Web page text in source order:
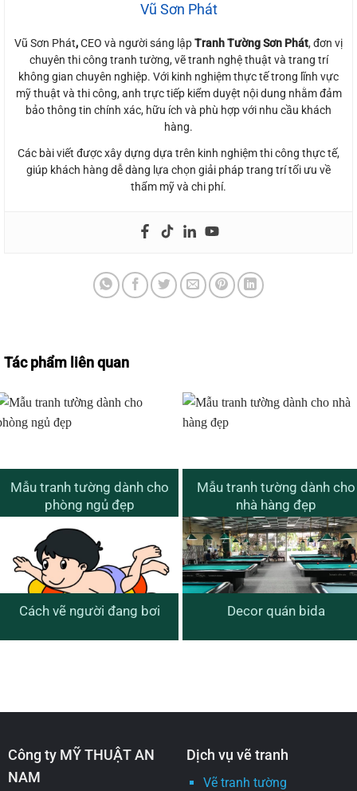
Vũ Sơn Phát
Vũ Sơn Phát,CEO và người sáng lậpTranh Tường Sơn Phát, đơn vị
chuyên thi công tranh tường, vẽ tranh nghệ thuật và trang trí
không gian chuyên nghiệp. Với kinh nghiệm thực tế trong lĩnh vực
mỹ thuật và thi công, anh trực tiếp kiểm duyệt nội dung nhằm đảm
bảo thông tin chính xác, hữu ích và phù hợp với nhu cầu khách
hàng.
Các bài viết được xây dựng dựa trên kinh nghiệm thi công thực tế,
giúp khách hàng dễ dàng lựa chọn giải pháp trang trí tối ưu về
thẩm mỹ và chi phí.
Tác phẩm liên quan
Mẫu tranh tường dành cho
phòng ngủ đẹp
Mẫu tranh tường dành cho
nhà hàng đẹp
Cách vẽ người đang bơi Decor quán bida
Công ty MỸ THUẬT AN
NAM
Dịch vụ vẽ tranh
Vẽ tranh tường